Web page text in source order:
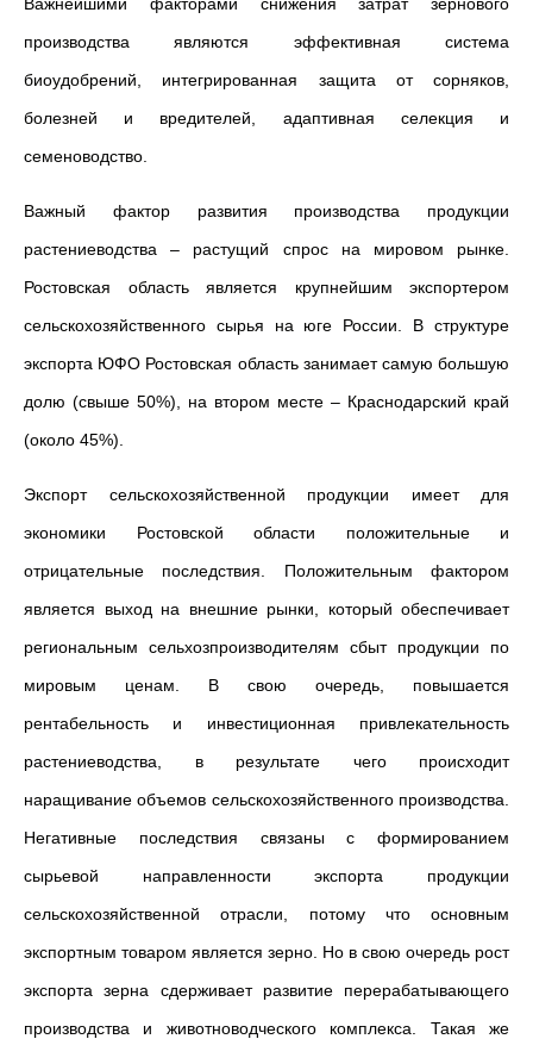
производства являются эффективная система
биоудобрений, интегрированная защита от сорняков,
болезней и вредителей, адаптивная селекция и
семеноводство.
Важный фактор развития производства продукции
растениеводства – растущий спрос на мировом рынке.
Ростовская область является крупнейшим экспортером
сельскохозяйственного сырья на юге России. В структуре
экспорта ЮФО Ростовская область занимает самую большую
долю (свыше 50%), на втором месте – Краснодарский край
(около 45%).
Экспорт сельскохозяйственной продукции имеет для
экономики Ростовской области положительные и
отрицательные последствия. Положительным фактором
является выход на внешние рынки, который обеспечивает
региональным сельхозпроизводителям сбыт продукции по
мировым ценам. В свою очередь, повышается
рентабельность и инвестиционная привлекательность
растениеводства, в результате чего происходит
наращивание объемов сельскохозяйственного производства.
Негативные последствия связаны с формированием
сырьевой направленности экспорта продукции
сельскохозяйственной отрасли, потому что основным
экспортным товаром является зерно. Но в свою очередь рост
экспорта зерна сдерживает развитие перерабатывающего
производства и животноводческого комплекса. Такая же